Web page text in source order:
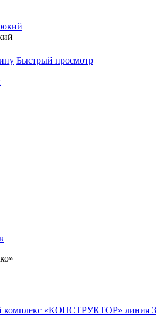
Быстрый просмотр
«КОНСТРУКТОР» линия З